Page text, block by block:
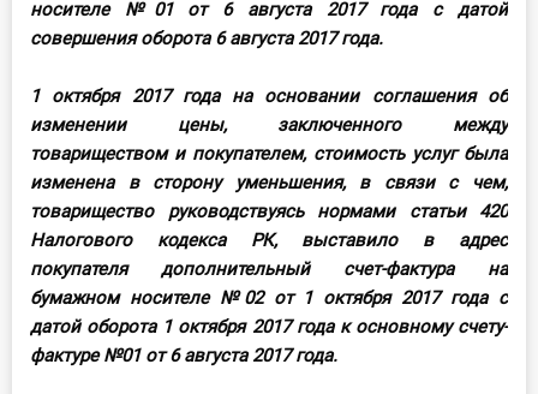
Участник ВЭД
Практика ИП
Кадры. Труд. Зарплата.
Учет по отраслям
Юридический помощник
Интернет-магазин
О Системе
носителе №01 от 6 августа 2017 года с датой
совершения оборота 6 августа 2017 года.
1 октября 2017 года на основании соглашения об
изменении цены, заключенного между
товариществом и покупателем, стоимость услуг была
изменена в сторону уменьшения, в связи с чем,
товарищество руководствуясь нормами статьи 420
Налогового кодекса РК, выставило в адрес
покупателя дополнительный счет-фактура на
бумажном носителе №02 от 1 октября 2017 года с
датой оборота 1 октября 2017 года к основному счету-
фактуре №01 от 6 августа 2017 года.